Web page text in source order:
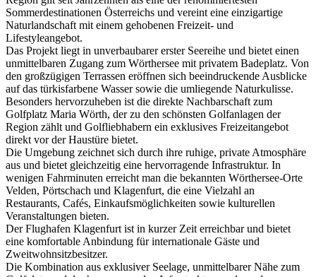
Sommerdestinationen Österreichs und vereint eine einzigartige
Naturlandschaft mit einem gehobenen Freizeit- und
Lifestyleangebot.
Das Projekt liegt in unverbaubarer erster Seereihe und bietet einen
unmittelbaren Zugang zum Wörthersee mit privatem Badeplatz. Von
den großzügigen Terrassen eröffnen sich beeindruckende Ausblicke
auf das türkisfarbene Wasser sowie die umliegende Naturkulisse.
Besonders hervorzuheben ist die direkte Nachbarschaft zum
Golfplatz Maria Wörth, der zu den schönsten Golfanlagen der
Region zählt und Golfliebhabern ein exklusives Freizeitangebot
direkt vor der Haustüre bietet.
Die Umgebung zeichnet sich durch ihre ruhige, private Atmosphäre
aus und bietet gleichzeitig eine hervorragende Infrastruktur. In
wenigen Fahrminuten erreicht man die bekannten Wörthersee-Orte
Velden, Pörtschach und Klagenfurt, die eine Vielzahl an
Restaurants, Cafés, Einkaufsmöglichkeiten sowie kulturellen
Veranstaltungen bieten.
Der Flughafen Klagenfurt ist in kurzer Zeit erreichbar und bietet
eine komfortable Anbindung für internationale Gäste und
Zweitwohnsitzbesitzer.
Die Kombination aus exklusiver Seelage, unmittelbarer Nähe zum